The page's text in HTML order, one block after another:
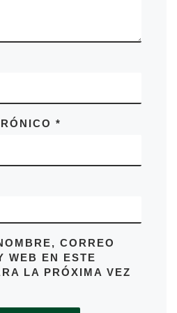
*
CORREO
WEB EN ESTE
LA PRÓXIMA VEZ